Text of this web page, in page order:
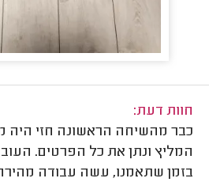
חוות דעת:
כבר מהשיחה הראשונה חזי היה
המליץ ונתן את כל הפרטים.
בזמן שתאמנו, עשה עבודה